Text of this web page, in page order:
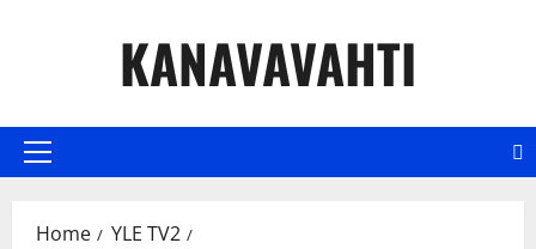
KANAVAVAHTI
Primary
Home
YLE TV2